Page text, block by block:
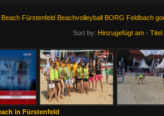
Beach Fürstenfeld Beachvolleyball BORG Feldbach
Sort by: Hinzugefügt am - Titel
in Fürstenfeld